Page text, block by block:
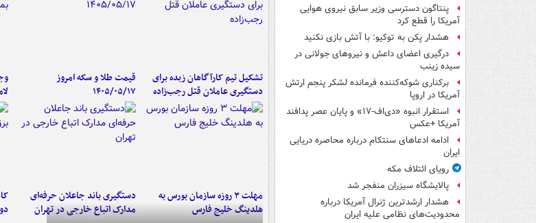
پنتاگون دسترسی وزیر سابق نیروی هوایی
آمریکا را قطع کرد
هشدار پکن به توکیو: با آتش بازی نکنید
درگیری اعضای داعش و نیروهای جولانی در
سیده زینب
برکناری شوکه‌کننده فرمانده لشکر پنجم ارتش
آمریکا در اروپا
استقرار انبوه «دی‌اف‑۱۷» و پایان عصر پدافند
آمریکا +عکس
ادامه ادعاهای سنتکام درباره محاصره دریایی
ایران
رویای ائتلاف مکه
پالایشگاه سیزران منفجر شد
هشدار ارشدترین ژنرال آمریکا درباره
محدودیت‌های نظامی علیه ایران
تشکیل تیم کارآگاهان زبده برای
دستگیری عاملان قتل رجب‌زاده
قیمت طلا و سکه امروز
۱۴۰۵/۰۵/۱۷
مهلت ۳ روزه سازمان بورس به
هلدینگ خلیج فارس
دستگیری باند جاعلان حرفه‌ای
مدارک اتباع خارجی در تهران